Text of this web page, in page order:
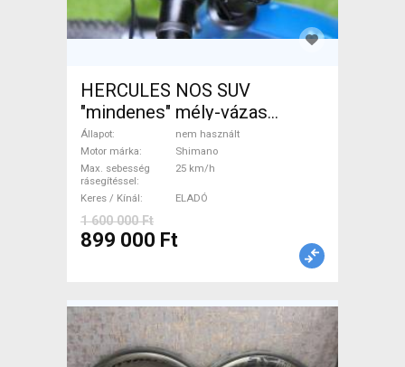
HERCULES NOS SUV
"mindenes" mély-vázas
Elektromos Trekking/cross
25 km/h Shimano nem
használt ELADÓ
Állapot
nem használt
Motor márka
Shimano
Max. sebesség
rásegítéssel
25 km/h
Keres / Kínál ELADÓ
1 600 000 Ft
899 000 Ft